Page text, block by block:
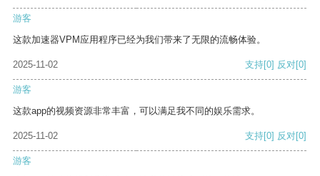
游客
这款加速器VPM应用程序已经为我们带来了无限的流畅体验。
2025-11-02 支持[0] 反对[0]
游客
这款app的视频资源非常丰富，可以满足我不同的娱乐需求。
2025-11-02 支持[0] 反对[0]
游客